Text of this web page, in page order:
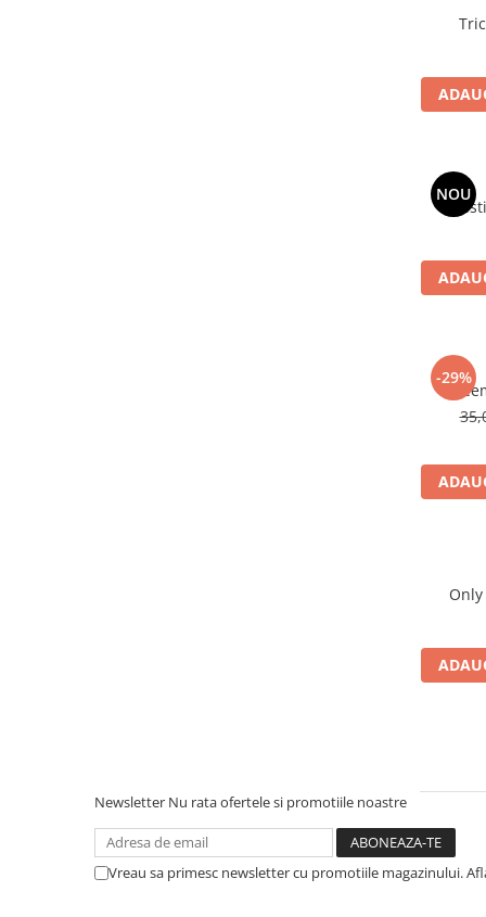
NOU
-29%
Newsletter Nu rata ofertele si promotiile noastre
Vreau sa primesc newsletter cu promotiile magazinului.